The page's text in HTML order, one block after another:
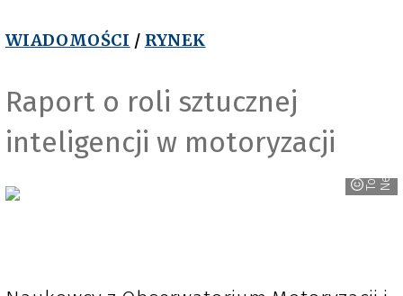
WIADOMOŚCI / RYNEK
Raport o roli sztucznej
inteligencji w motoryzacji
T
o
y
ot
a
N
e
ws